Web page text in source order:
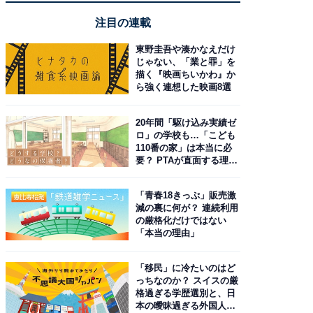
注目の連載
東野圭吾や湊かなえだけ
じゃない、「業と罪」を
描く『映画ちいかわ』か
ら強く連想した映画8選
20年間「駆け込み実績ゼ
ロ」の学校も…「こども
110番の家」は本当に必
要？ PTAが直面する理想
「青春18きっぷ」販売激
減の裏に何が？ 連続利用
の厳格化だけではない
「本当の理由」
「移民」に冷たいのはど
っちなのか？ スイスの厳
格過ぎる学歴選別と、日
本の曖昧過ぎる外国人政